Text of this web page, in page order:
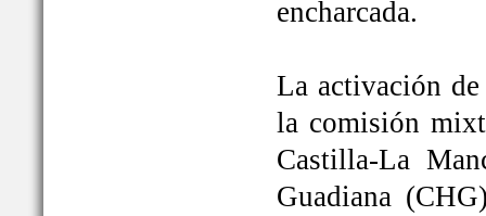
encharcada.
La activación
la comisión
Castilla-La
Guadiana